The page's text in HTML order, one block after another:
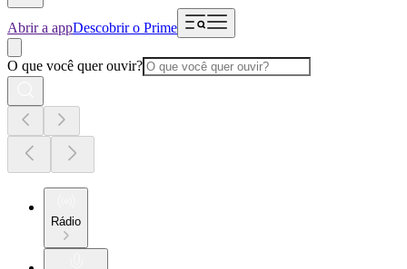
Abrir a appDescobrir o Prime
O que você quer ouvir?
Rádio